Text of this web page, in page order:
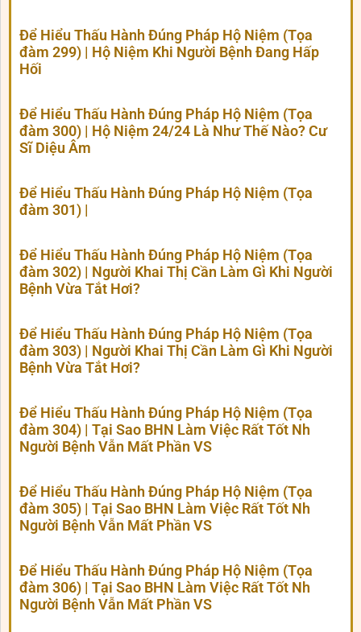
Để Hiểu Thấu Hành Đúng Pháp Hộ Niệm (Tọa
đàm 299) | Hộ Niệm Khi Người Bệnh Đang Hấp
Hối
Để Hiểu Thấu Hành Đúng Pháp Hộ Niệm (Tọa
đàm 300) | Hộ Niệm 24/24 Là Như Thế Nào? Cư
Sĩ Diệu Âm
Để Hiểu Thấu Hành Đúng Pháp Hộ Niệm (Tọa
đàm 301) |
Để Hiểu Thấu Hành Đúng Pháp Hộ Niệm (Tọa
đàm 302) | Người Khai Thị Cần Làm Gì Khi Người
Bệnh Vừa Tắt Hơi?
Để Hiểu Thấu Hành Đúng Pháp Hộ Niệm (Tọa
đàm 303) | Người Khai Thị Cần Làm Gì Khi Người
Bệnh Vừa Tắt Hơi?
Để Hiểu Thấu Hành Đúng Pháp Hộ Niệm (Tọa
đàm 304) | Tại Sao BHN Làm Việc Rất Tốt Nh
Người Bệnh Vẫn Mất Phần VS
Để Hiểu Thấu Hành Đúng Pháp Hộ Niệm (Tọa
đàm 305) | Tại Sao BHN Làm Việc Rất Tốt Nh
Người Bệnh Vẫn Mất Phần VS
Để Hiểu Thấu Hành Đúng Pháp Hộ Niệm (Tọa
đàm 306) | Tại Sao BHN Làm Việc Rất Tốt Nh
Người Bệnh Vẫn Mất Phần VS